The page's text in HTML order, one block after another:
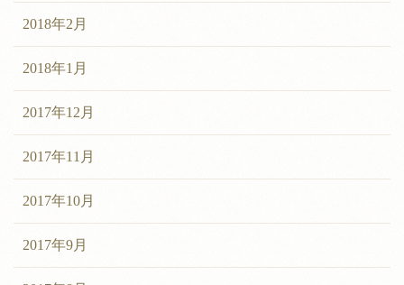
2018年2月
2018年1月
2017年12月
2017年11月
2017年10月
2017年9月